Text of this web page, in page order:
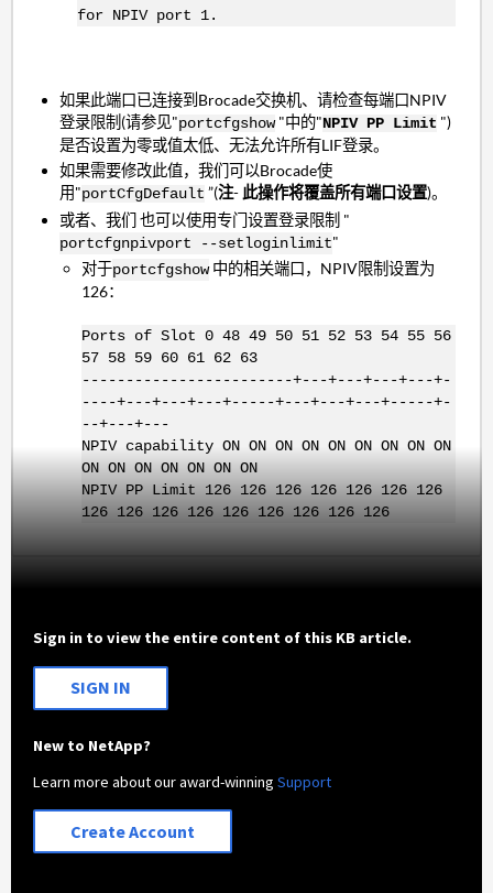
for NPIV port 1.
如果此端口已连接到Brocade交换机、请检查每端口NPIV
登录限制(请参见"portcfgshow"中的"NPIV PP Limit ")
是否设置为零或值太低、无法允许所有LIF登录。
如果需要修改此值，我们可以Brocade使
用"portCfgDefault ”(注- 此操作将覆盖所有端口设置)。
或者、我们 也可以使用专门设置登录限制 "
portcfgnpivport --setloginlimit"
对于portcfgshow中的相关端口，NPIV限制设置为
126：
Ports of Slot 0 48 49 50 51 52 53 54 55 56
57 58 59 60 61 62 63
------------------------+---+---+---+---+-
----+---+---+---+-----+---+---+---+-----+-
--+---+---
NPIV capability ON ON ON ON ON ON ON ON ON
ON ON ON ON ON ON ON
NPIV PP Limit 126 126 126 126 126 126 126
126 126 126 126 126 126 126 126 126
Sign in to view the entire content of this KB article.
SIGN IN
New to NetApp?
Learn more about our award-winningSupport
Create Account